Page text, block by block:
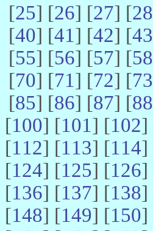
[25] [26] [27] [28
[40] [41] [42] [43
[55] [56] [57] [58
[70] [71] [72] [73
[85] [86] [87] [88
[100] [101] [102]
[112] [113] [114]
[124] [125] [126]
[136] [137] [138]
[148] [149] [150]